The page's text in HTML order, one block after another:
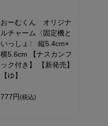
おーむくん オリジナ
ルチャーム〈固定機と
いっしょ〉 縦5.4cm×
横5.6cm 【ナスカンフ
ック付き】 【新発売】
【ゆ】
777円 (税込)